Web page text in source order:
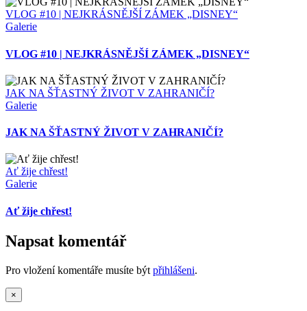
VLOG #10 | NEJKRÁSNĚJŠÍ ZÁMEK „DISNEY“
Galerie
VLOG #10 | NEJKRÁSNĚJŠÍ ZÁMEK „DISNEY“
JAK NA ŠŤASTNÝ ŽIVOT V ZAHRANIČÍ?
Galerie
JAK NA ŠŤASTNÝ ŽIVOT V ZAHRANIČÍ?
Ať žije chřest!
Galerie
Ať žije chřest!
Napsat komentář
Pro vložení komentáře musíte být přihlášeni.
Zavřít
Rychlé
×